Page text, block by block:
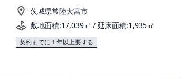
茨城県常陸大宮市
敷地面積:17,039㎡ / 延床面積:1,935㎡
契約までに１年以上要する